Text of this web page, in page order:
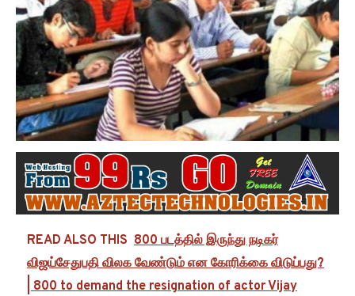
READ ALSO THIS 800 படத்தில் இருந்து நடிகர்
விஜய்சேதுபதி விலக வேண்டும் என கோரிக்கை விடுப்பது?
| 800 to demand the resignation of actor Vijay